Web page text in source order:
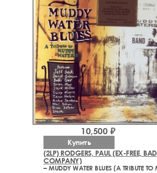
(2LP) RODGERS, PAUL (EX-FREE, BAD
COMPANY)
10,500 ₽
Купить